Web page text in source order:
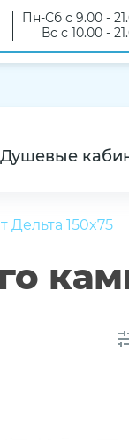
Пн-Сб с 9.00 -
Вс с 10.00 -
Душевые
Дельта 150x75